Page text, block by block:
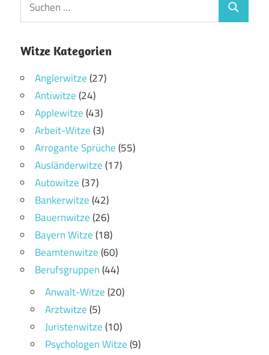
Witze Kategorien
Anglerwitze(27)
Antiwitze(24)
Applewitze(43)
Arbeit-Witze(3)
Arrogante Sprüche(55)
Ausländerwitze(17)
Autowitze(37)
Bankerwitze(42)
Bauernwitze(26)
Bayern Witze(18)
Beamtenwitze(60)
Berufsgruppen(44)
Anwalt-Witze(20)
Arztwitze(5)
Juristenwitze(10)
Psychologen Witze(9)